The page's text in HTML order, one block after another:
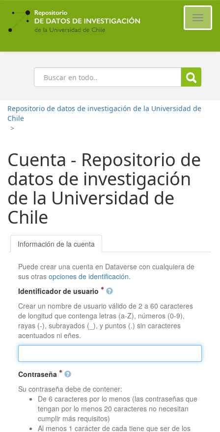
Ir
contenido
principal
Buscar
Repositorio de datos de investigación de la Universidad de
Chile
>
Cuenta - Repositorio de
datos de investigación
de la Universidad de
Chile
Información de la cuenta
Puede crear una cuenta en Dataverse con cualquiera de
sus otrasopciones de identificación.
Identificador de usuario
Crear un nombre de usuario válido de 2 a 60 caracteres
de longitud que contenga letras (a-Z), números (0-9),
rayas (-), subrayados (_), y puntos (.) sin caracteres
acentuados ni eñes.
Contraseña
Su contraseña debe de contener:
De 6 caracteres por lo menos (las contraseñas que
tengan por lo menos 20 caracteres no necesitan
cumplir más requisitos)
Al menos 1 carácter de cada tiene que ser de los